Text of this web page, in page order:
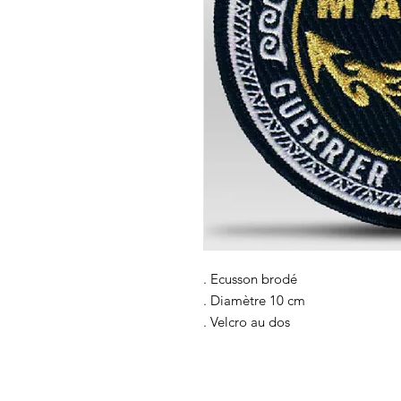
. Ecusson brodé
. Diamètre 10 cm
. Velcro au dos